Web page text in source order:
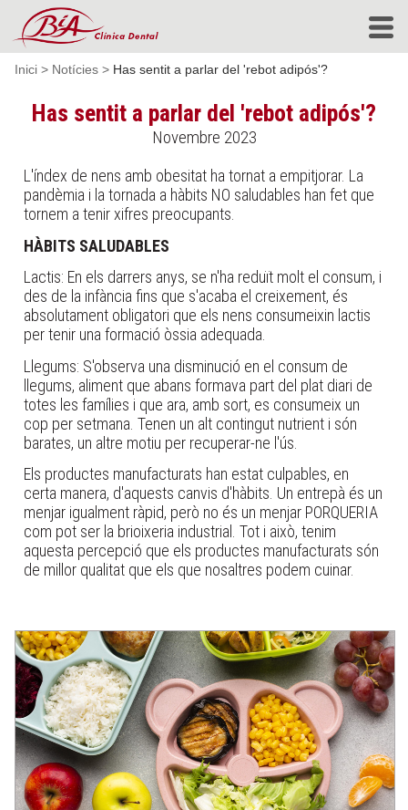
Inici > Notícies >Has sentit a parlar del 'rebot adipós'?
Has sentit a parlar del 'rebot adipós'?
Novembre 2023
L'índex de nens amb obesitat ha tornat a empitjorar. La
pandèmia i la tornada a hàbits NO saludables han fet que
tornem a tenir xifres preocupants.
HÀBITS SALUDABLES
Lactis: En els darrers anys, se n'ha reduït molt el consum, i
des de la infància fins que s'acaba el creixement, és
absolutament obligatori que els nens consumeixin lactis
per tenir una formació òssia adequada.
Llegums: S'observa una disminució en el consum de
llegums, aliment que abans formava part del plat diari de
totes les famílies i que ara, amb sort, es consumeix un
cop per setmana. Tenen un alt contingut nutrient i són
barates, un altre motiu per recuperar-ne l'ús.
Els productes manufacturats han estat culpables, en
certa manera, d'aquests canvis d'hàbits. Un entrepà és un
menjar igualment ràpid, però no és un menjar PORQUERIA
com pot ser la brioixeria industrial. Tot i això, tenim
aquesta percepció que els productes manufacturats són
de millor qualitat que els que nosaltres podem cuinar.